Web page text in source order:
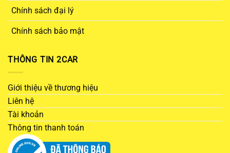
Chính sách đại lý
Chính sách bảo mật
THÔNG TIN 2CAR
Giới thiệu về thương hiệu
Liên hệ
Tài khoản
Thông tin thanh toán